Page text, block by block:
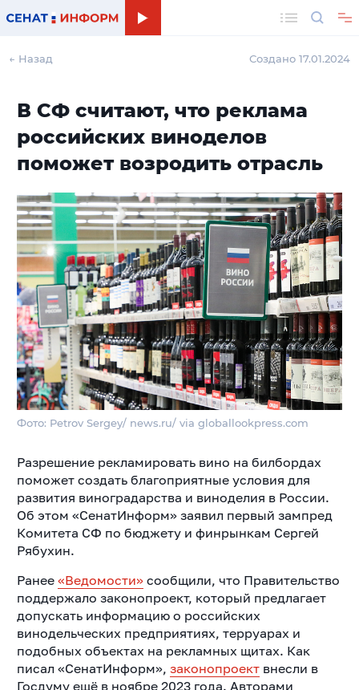
← Назад Создано 17.01.2024
В СФ считают, что реклама
российских виноделов
поможет возродить отрасль
Фото: Petrov Sergey/ news.ru/ via globallookpress.com
Разрешение рекламировать вино на билбордах
поможет создать благоприятные условия для
развития виноградарства и виноделия в России.
Об этом «СенатИнформ» заявил первый зампред
Комитета СФ по бюджету и финрынкам Сергей
Рябухин.
Ранее «Ведомости»сообщили, что Правительство
поддержало законопроект, который предлагает
допускать информацию о российских
винодельческих предприятиях, терруарах и
подобных объектах на рекламных щитах. Как
писал «СенатИнформ», законопроектвнесли в
Госдуму ещё в ноябре 2023 года. Авторами